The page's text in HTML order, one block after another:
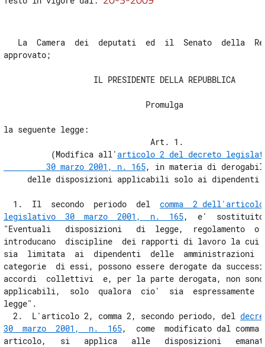
La  Camera  dei  deputati  ed  il  Senato  della
approvato;
                   IL PRESIDENTE DELLA REPUBBLICA
                              Promulga
la seguente legge:
                               Art. 1.
          (Modifica all'
articolo 2 del decreto
         30 marzo 2001, n. 165
, in materia di
delle disposizioni applicabili solo ai dipendenti
  1.  Il  secondo  periodo  del
comma  2
legislativo  30  marzo  2001,  n.  165,  e'  sostituito
"Eventuali   disposizioni   di  legge,  regolamento
introducano  discipline  dei rapporti di lavoro la
sia  limitata  ai  dipendenti  delle  amministrazioni
categorie  di essi, possono essere derogate da
accordi  collettivi  e, per la parte derogata, non sono
applicabili,  solo  qualora  cio'  sia  espressamente
legge".
  2.  L'articolo 2, comma 2, secondo periodo, del
30  marzo  2001,  n.  165,  come  modificato dal
articolo,   si   applica   alle   disposizioni